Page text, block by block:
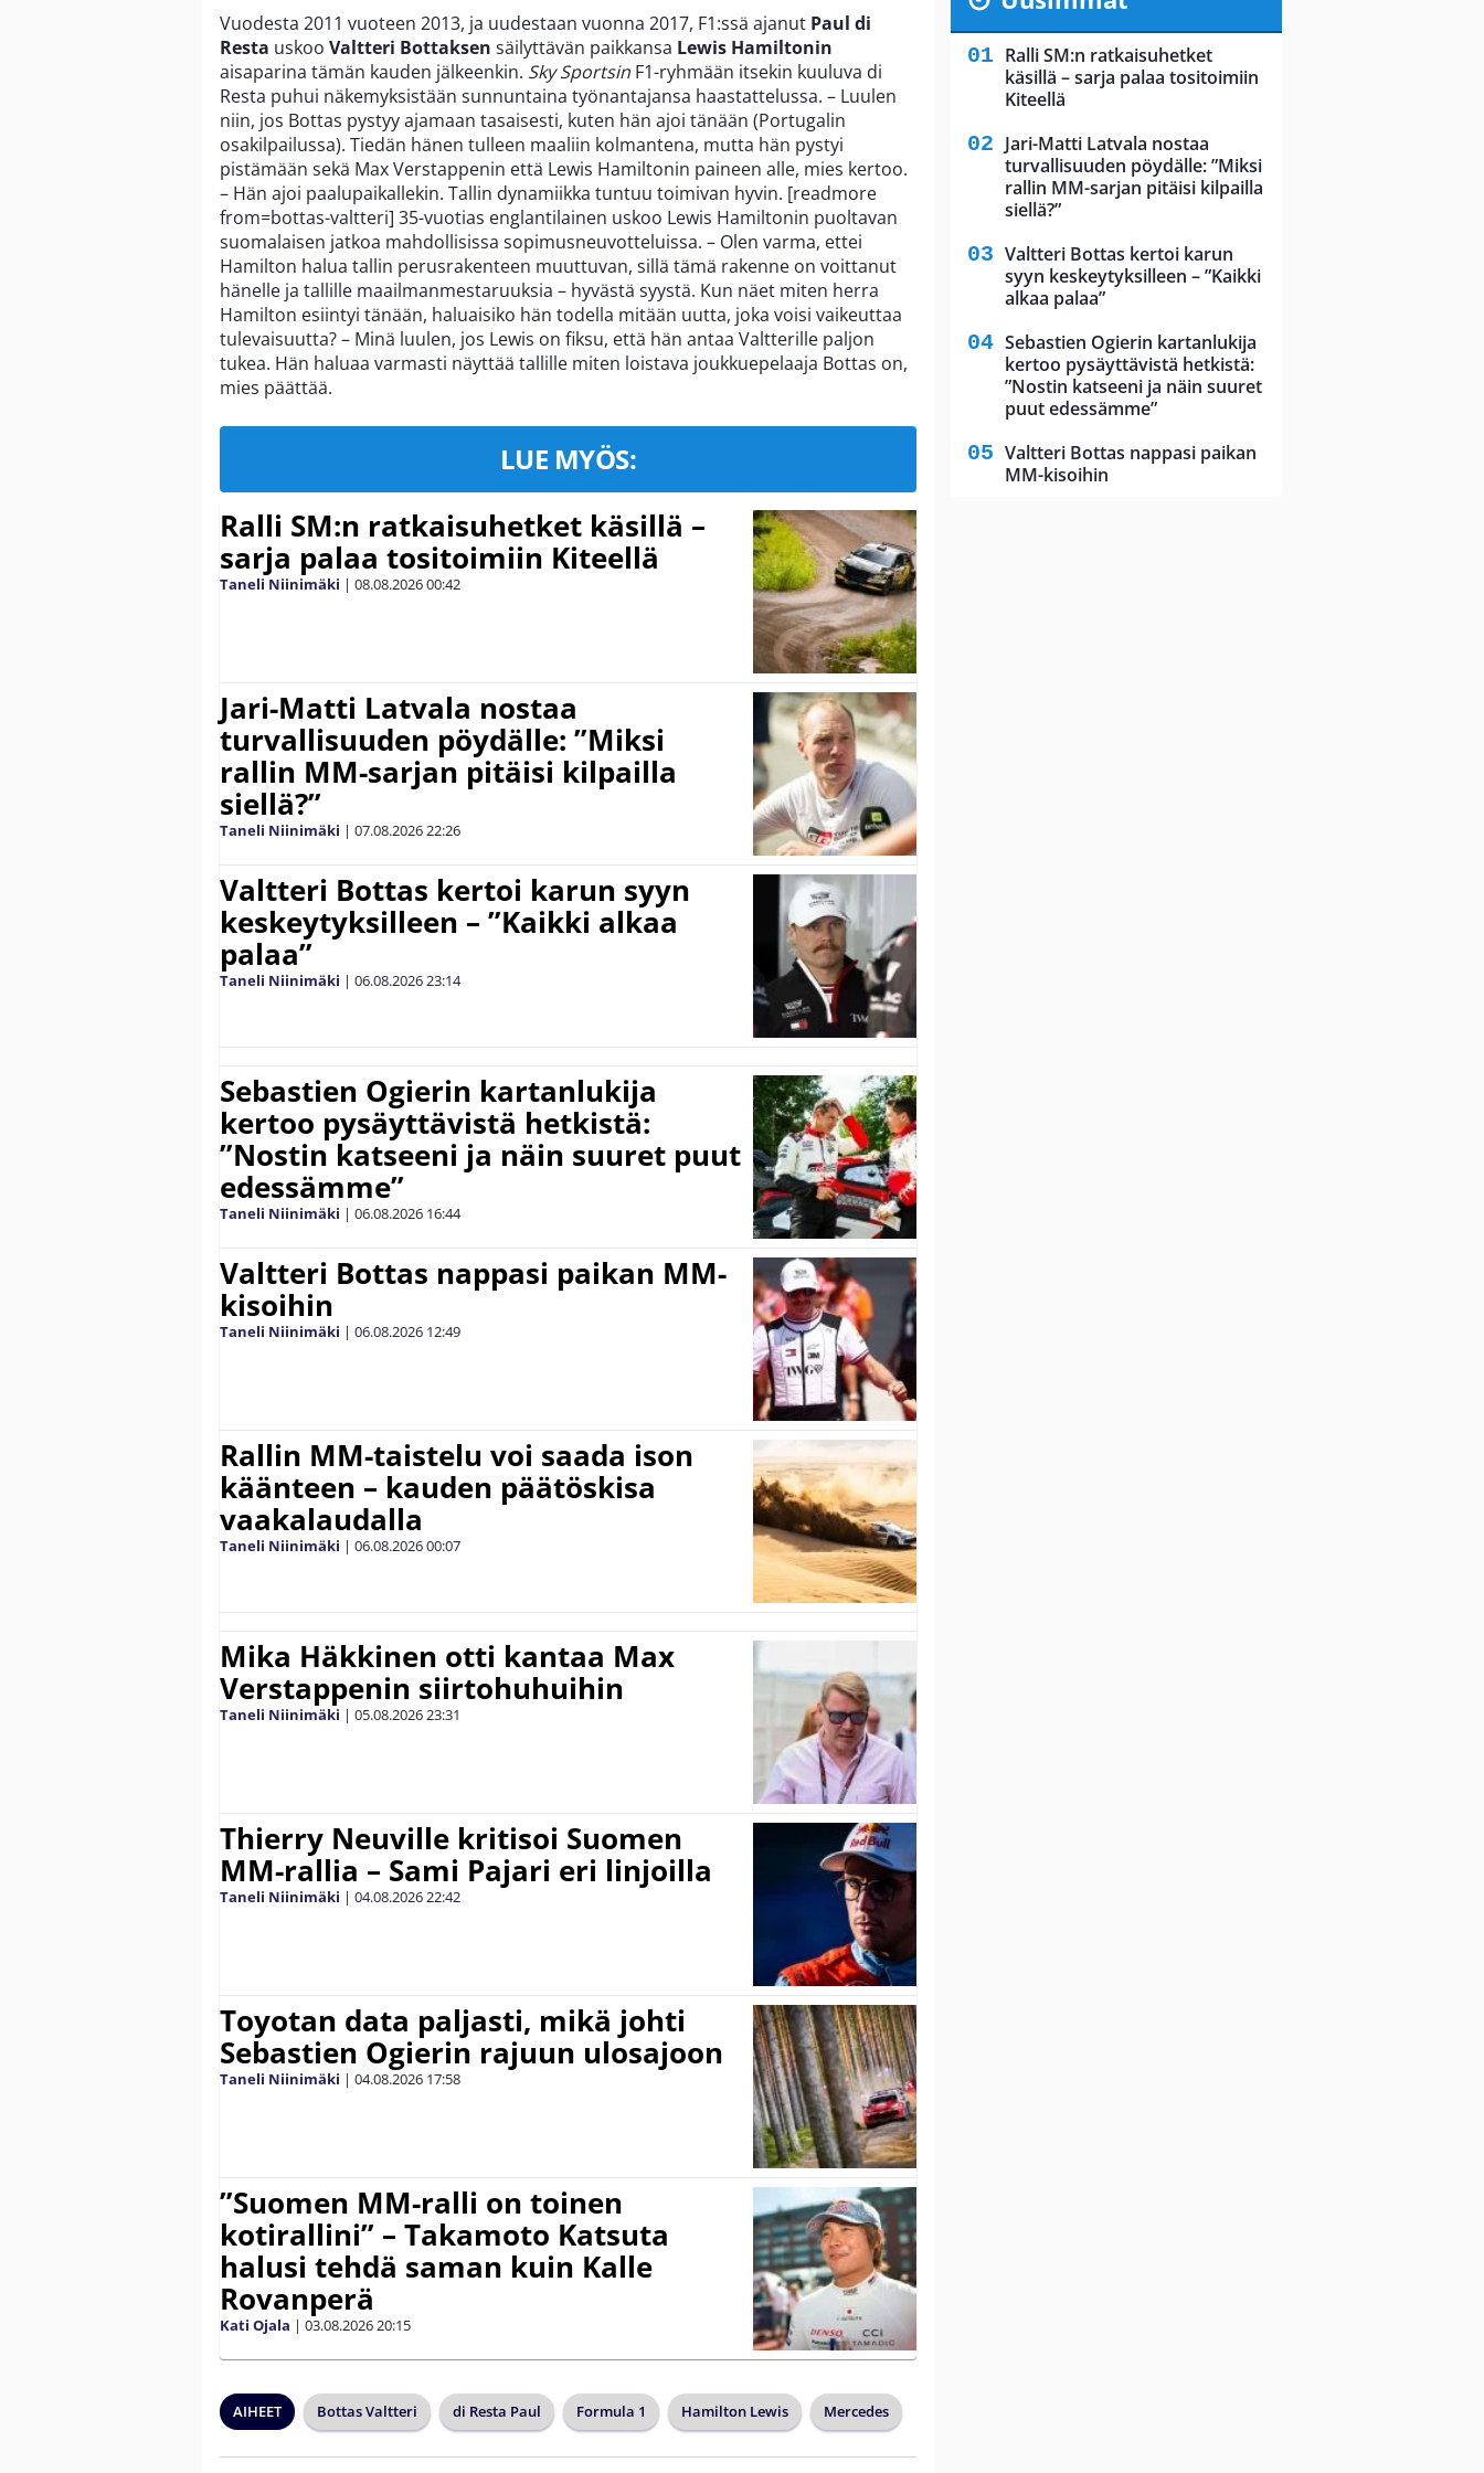
Vuodesta 2011 vuoteen 2013, ja uudestaan vuonna 2017, F1:ssä ajanut Paul di
Resta uskoo Valtteri Bottaksen säilyttävän paikkansa Lewis Hamiltonin
aisaparina tämän kauden jälkeenkin. Sky Sportsin F1-ryhmään itsekin kuuluva di
Resta puhui näkemyksistään sunnuntaina työnantajansa haastattelussa. – Luulen
niin, jos Bottas pystyy ajamaan tasaisesti, kuten hän ajoi tänään (Portugalin
osakilpailussa). Tiedän hänen tulleen maaliin kolmantena, mutta hän pystyi
pistämään sekä Max Verstappenin että Lewis Hamiltonin paineen alle, mies kertoo.
– Hän ajoi paalupaikallekin. Tallin dynamiikka tuntuu toimivan hyvin. [readmore
from=bottas-valtteri] 35-vuotias englantilainen uskoo Lewis Hamiltonin puoltavan
suomalaisen jatkoa mahdollisissa sopimusneuvotteluissa. – Olen varma, ettei
Hamilton halua tallin perusrakenteen muuttuvan, sillä tämä rakenne on voittanut
hänelle ja tallille maailmanmestaruuksia – hyvästä syystä. Kun näet miten herra
Hamilton esiintyi tänään, haluaisiko hän todella mitään uutta, joka voisi vaikeuttaa
tulevaisuutta? – Minä luulen, jos Lewis on fiksu, että hän antaa Valtterille paljon
tukea. Hän haluaa varmasti näyttää tallille miten loistava joukkuepelaaja Bottas on,
mies päättää.
LUE MYÖS:
Ralli SM:n ratkaisuhetket käsillä –
sarja palaa tositoimiin Kiteellä
Taneli Niinimäki | 08.08.202600:42
Jari-Matti Latvala nostaa
turvallisuuden pöydälle: ”Miksi
rallin MM-sarjan pitäisi kilpailla
siellä?”
Taneli Niinimäki | 07.08.202622:26
Valtteri Bottas kertoi karun syyn
keskeytyksilleen – ”Kaikki alkaa
palaa”
Taneli Niinimäki | 06.08.202623:14
Sebastien Ogierin kartanlukija
kertoo pysäyttävistä hetkistä:
”Nostin katseeni ja näin suuret puut
edessämme”
Taneli Niinimäki | 06.08.2026 16:44
Valtteri Bottas nappasi paikan MM-
kisoihin
Taneli Niinimäki | 06.08.2026 12:49
Rallin MM-taistelu voi saada ison
käänteen – kauden päätöskisa
vaakalaudalla
Taneli Niinimäki | 06.08.202600:07
Mika Häkkinen otti kantaa Max
Verstappenin siirtohuhuihin
Taneli Niinimäki | 05.08.202623:31
Thierry Neuville kritisoi Suomen
MM-rallia – Sami Pajari eri linjoilla
Taneli Niinimäki | 04.08.202622:42
Toyotan data paljasti, mikä johti
Sebastien Ogierin rajuun ulosajoon
Taneli Niinimäki | 04.08.2026 17:58
”Suomen MM-ralli on toinen
kotirallini” – Takamoto Katsuta
halusi tehdä saman kuin Kalle
Rovanperä
Kati Ojala | 03.08.202620:15
AIHEET Bottas Valtteri di Resta Paul Formula 1 Hamilton Lewis Mercedes
Ralli SM:n ratkaisuhetket
käsillä – sarja palaa tositoimiin
Kiteellä
Jari-Matti Latvala nostaa
turvallisuuden pöydälle: ”Miksi
rallin MM-sarjan pitäisi kilpailla
siellä?”
Valtteri Bottas kertoi karun
syyn keskeytyksilleen – ”Kaikki
alkaa palaa”
Sebastien Ogierin kartanlukija
kertoo pysäyttävistä hetkistä:
”Nostin katseeni ja näin suuret
puut edessämme”
Valtteri Bottas nappasi paikan
MM-kisoihin